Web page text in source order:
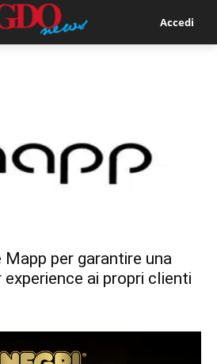
Accedi
per garantire una
ai propri clienti